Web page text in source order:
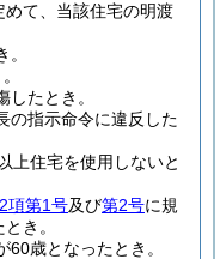
て、当該住宅の明渡
たとき。
の指示命令に違反した
上住宅を使用しないと
項第1号及び第2号に規
き。
歳となったとき。